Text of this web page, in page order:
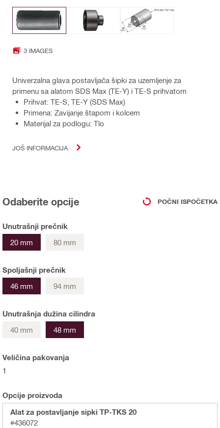
3 IMAGES
Univerzalna glava postavljača šipki za uzemljenje za
primenu sa alatom SDS Max (TE-Y) i TE-S prihvatom
Prihvat: TE-S, TE-Y (SDS Max)
Primena: Zavijanje štapom i kolcem
Materijal za podlogu: Tlo
JOŠ INFORMACIJA
Odaberite opcije POČNI ISPOČETKA
Unutrašnji prečnik
20 mm
80 mm
Spoljašnji prečnik
46 mm
94 mm
Unutrašnja dužina cilindra
40 mm
48 mm
Veličina pakovanja
1
Opcije proizvoda
Alat za postavljanje sipki TP-TKS 20
#436072